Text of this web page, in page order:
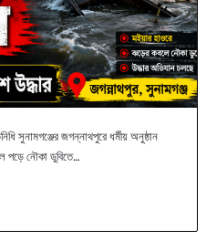
সুনামগঞ্জের জগন্নাথপুরে ধর্মীয় অনুষ্ঠান
পড়ে নৌকা ডুবিতে…